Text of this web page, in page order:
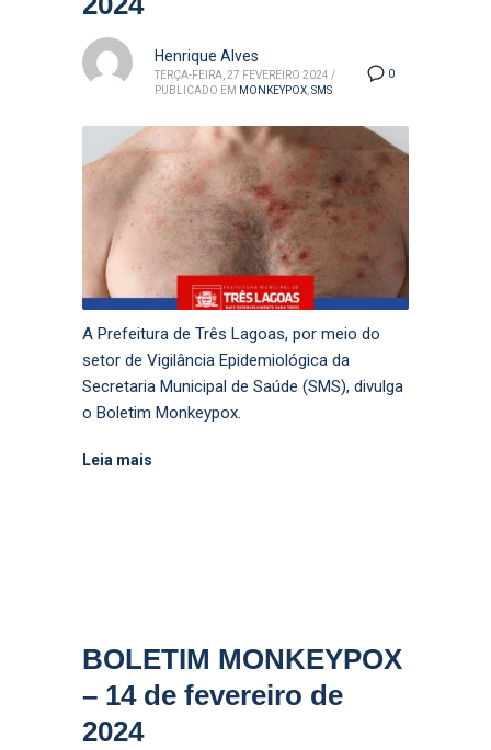
0
Henrique Alves
TERÇA-FEIRA, 27 FEVEREIRO 2024 /
PUBLICADO EM MONKEYPOX SMS
A Prefeitura de Três Lagoas, por meio do
setor de Vigilância Epidemiológica da
Secretaria Municipal de Saúde (SMS), divulga
o Boletim Monkeypox.
Leia mais
BOLETIM MONKEYPOX
– 14 de fevereiro de
2024